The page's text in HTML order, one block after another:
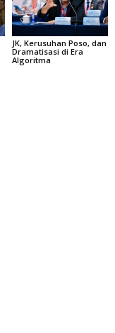
JK, Kerusuhan Poso, dan
Dramatisasi di Era
Algoritma